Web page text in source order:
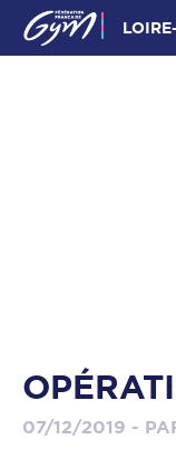
07/12/2019 -